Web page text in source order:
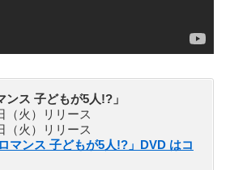
ンス 子どもが5人!?」
（火）リリース
（火）リリース
マンス 子どもが5人!?」DVD はコ